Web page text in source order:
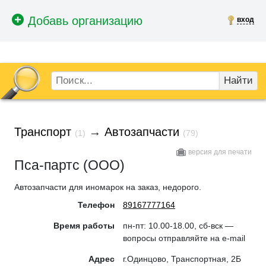
вход
Найти
Транспорт (1) → Автозапчасти (79)
версия для печати
Пса-партс (ООО)
Автозапчасти для иномарок на заказ, недорого.
Телефон
89167777164
Время работы
пн-пт: 10.00-18.00, сб-вск —
вопросы отправляйте на e-mail
Адрес г.Одинцово, Транспортная, 2Б